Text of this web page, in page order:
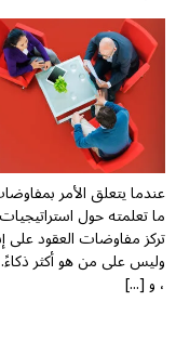
عندما يتعلق الأمر
ما تعلمته حول
تركز مفاوضات العقود على
وليس على من هو أكثر
، و [...]